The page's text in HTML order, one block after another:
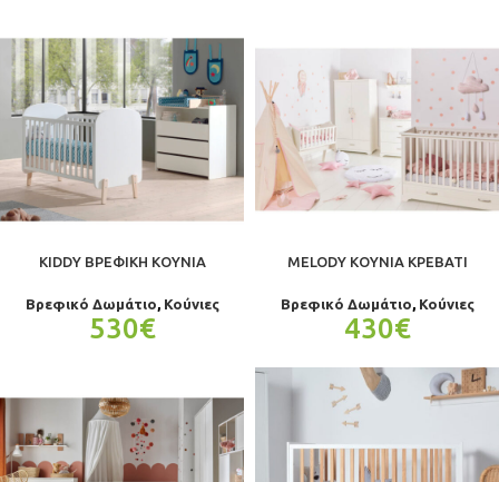
KIDDY ΒΡΕΦΙΚΉ ΚΟΎΝΙΑ
Βρεφικό Δωμάτιο, Κούνιες
530€
MELODY ΚΟΎΝΙΑ ΚΡΕΒΆΤΙ
Βρεφικό Δωμάτιο, Κούνιες
430€